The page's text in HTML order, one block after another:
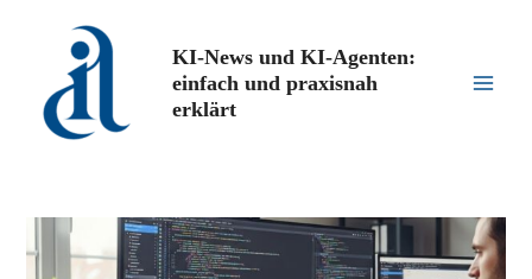
springen
KI-News und KI-Agenten:
einfach und praxisnah
erklärt